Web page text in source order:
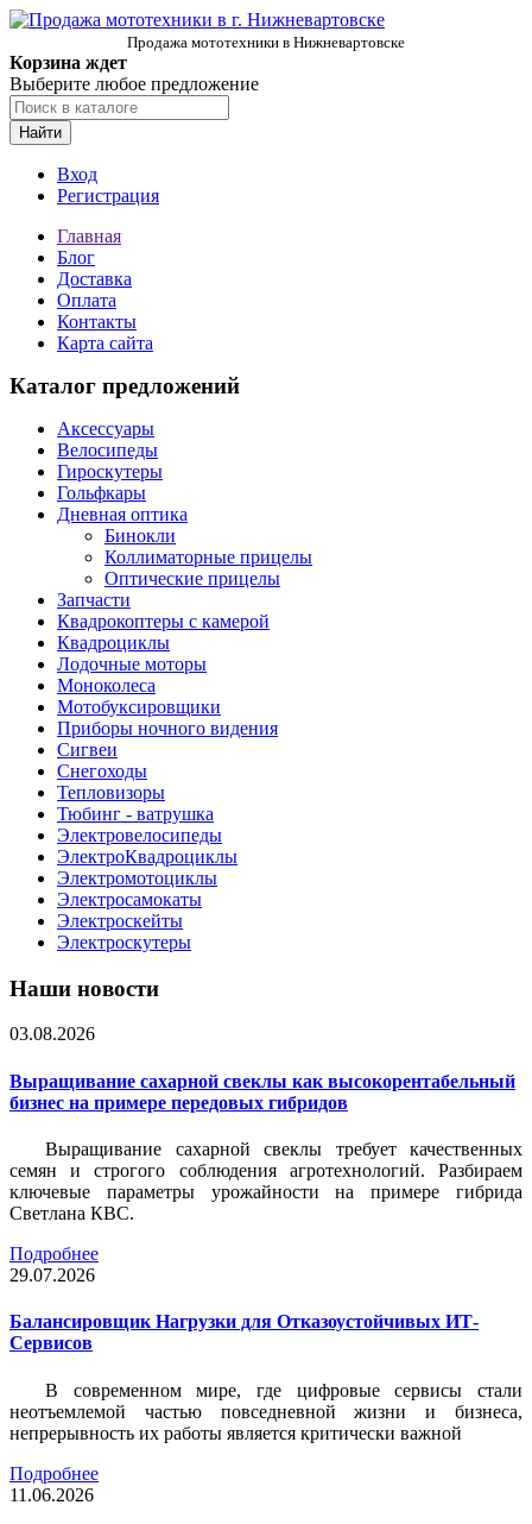
Продажа мототехники в Нижневартовске
Корзина ждет
Выберите любое предложение
Найти
Вход
Регистрация
Главная
Блог
Доставка
Оплата
Контакты
Карта сайта
Каталог предложений
Аксессуары
Велосипеды
Гироскутеры
Гольфкары
Дневная оптика
Бинокли
Коллиматорные прицелы
Оптические прицелы
Запчасти
Квадрокоптеры с камерой
Квадроциклы
Лодочные моторы
Моноколеса
Мотобуксировщики
Приборы ночного видения
Сигвеи
Снегоходы
Тепловизоры
Тюбинг - ватрушка
Электровелосипеды
ЭлектроКвадроциклы
Электромотоциклы
Электросамокаты
Электроскейты
Электроскутеры
Наши новости
03.08.2026
Выращивание сахарной свеклы как высокорентабельный
бизнес на примере передовых гибридов
Выращивание сахарной свеклы требует качественных
семян и строгого соблюдения агротехнологий. Разбираем
ключевые параметры урожайности на примере гибрида
Светлана КВС.
Подробнее
29.07.2026
Балансировщик Нагрузки для Отказоустойчивых ИТ-
Сервисов
В современном мире, где цифровые сервисы стали
неотъемлемой частью повседневной жизни и бизнеса,
непрерывность их работы является критически важной
Подробнее
11.06.2026